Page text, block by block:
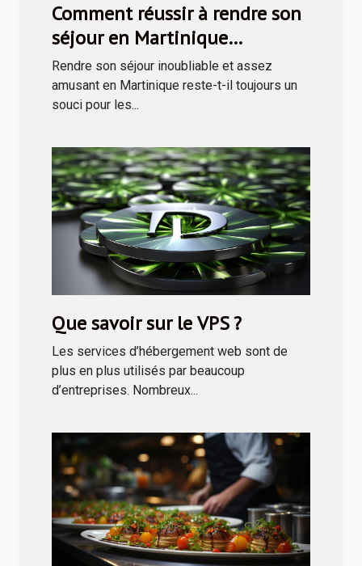
Comment réussir à rendre son
séjour en Martinique
inoubliable ?
Rendre son séjour inoubliable et assez
amusant en Martinique reste-t-il toujours un
souci pour les...
Que savoir sur le VPS ?
Les services d’hébergement web sont de
plus en plus utilisés par beaucoup
d’entreprises. Nombreux...